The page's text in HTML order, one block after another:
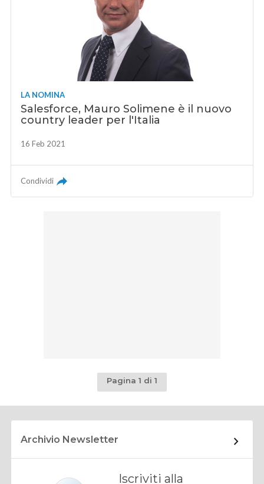
LA NOMINA
Salesforce, Mauro Solimene è il nuovo
country leader per l'Italia
16 Feb 2021
Condividi
Pagina 1 di 1
Archivio Newsletter
Iscriviti alla